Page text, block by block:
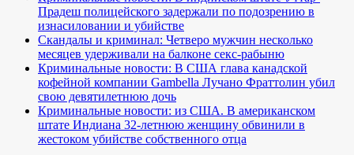
Прадеш полицейского задержали по подозрению в
изнасиловании и убийстве
Скандалы и криминал: Четверо мужчин несколько
месяцев удерживали на балконе секс-рабыню
Криминальные новости: В США глава канадской
кофейной компании Gambella Лучано Фраттолин убил
свою девятилетнюю дочь
Криминальные новости: из США. В американском
штате Индиана 32-летнюю женщину обвинили в
жестоком убийстве собственного отца